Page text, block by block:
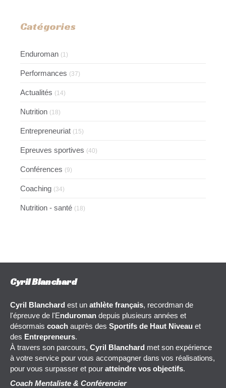
Catégories
Enduroman (1)
Performances (37)
Actualités (14)
Nutrition (18)
Entrepreneuriat (15)
Epreuves sportives (40)
Conférences (9)
Coaching (34)
Nutrition - santé (18)
Cyril Blanchard
Cyril Blanchard est un athlète français, recordman de
l'épreuve de l'Enduroman depuis plusieurs années et
désormais coach auprès des Sportifs de Haut Niveau et
des Entrepreneurs.
À travers son parcours, Cyril Blanchard met son expérience
à votre service pour vous accompagner dans vos réalisations,
pour vous surpasser et pour atteindre vos objectifs.
Coach Mentaliste & Conférencier